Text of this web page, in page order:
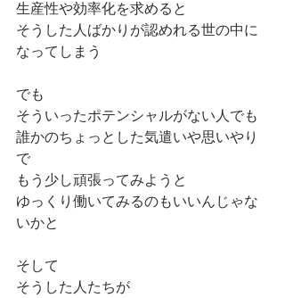
生産性や効率化を求めると
そうした人ばかりが認めれる世の中に
なってしまう
でも
そういったポテンシャルがない人でも
誰かのちょっとした気遣いや思いやり
で
もう少し頑張ってみようと
ゆっくり働いてみるのもいいんじゃな
いかと
そして
そうした人たちが